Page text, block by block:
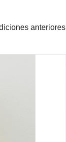
anteriores